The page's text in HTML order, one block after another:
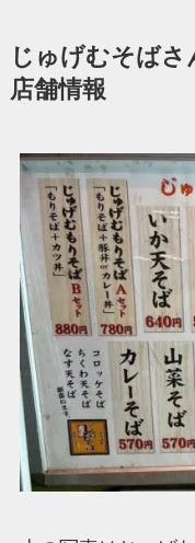
じゅげむそば
店舗情報